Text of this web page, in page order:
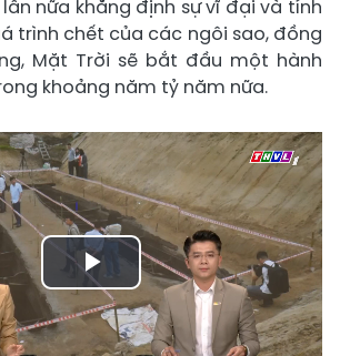
nữa khẳng định sự vĩ đại và tính
trình chết của các ngôi sao, đồng
Mặt Trời sẽ bắt đầu một hành
khoảng năm tỷ năm nữa.
Play
Video